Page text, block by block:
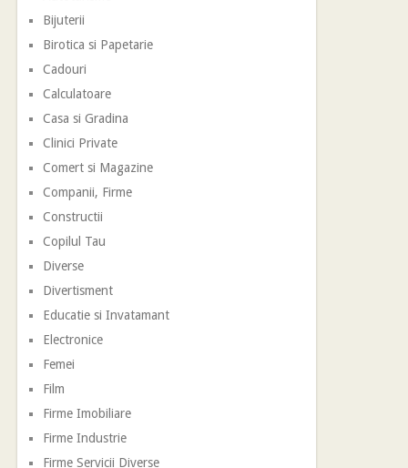
Bijuterii
Birotica si Papetarie
Cadouri
Calculatoare
Casa si Gradina
Clinici Private
Comert si Magazine
Companii, Firme
Constructii
Copilul Tau
Diverse
Divertisment
Educatie si Invatamant
Electronice
Femei
Film
Firme Imobiliare
Firme Industrie
Firme Servicii Diverse